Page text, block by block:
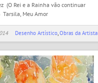
(O Rei e a Rainha vão continuar
Tarsila, Meu Amor
Desenho Artístico,Obras da Artista